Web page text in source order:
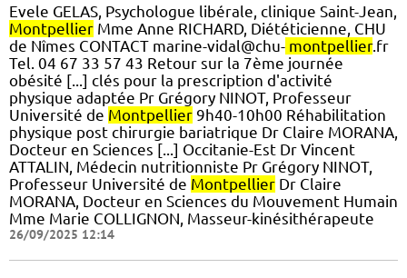
Evele GELAS, Psychologue libérale, clinique Saint-Jean,
Montpellier Mme Anne RICHARD, Diététicienne, CHU
de Nîmes CONTACT marine-vidal@chu- montpellier.fr
Tel. 04 67 33 57 43 Retour sur la 7ème journée
obésité [...] clés pour la prescription d'activité
physique adaptée Pr Grégory NINOT, Professeur
Université de Montpellier 9h40-10h00 Réhabilitation
physique post chirurgie bariatrique Dr Claire MORANA,
Docteur en Sciences [...] Occitanie-Est Dr Vincent
ATTALIN, Médecin nutritionniste Pr Grégory NINOT,
Professeur Université de Montpellier Dr Claire
MORANA, Docteur en Sciences du Mouvement Humain
Mme Marie COLLIGNON, Masseur-kinésithérapeute
26/09/2025 12:14